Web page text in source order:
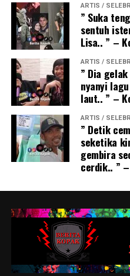
ARTIS /
” Suka
sentuh
Lisa.. ” –
ARTIS /
” Dia
nyanyi
laut.. ” –
ARTIS /
” Detik
seketika
gembira
cerdik.. ”